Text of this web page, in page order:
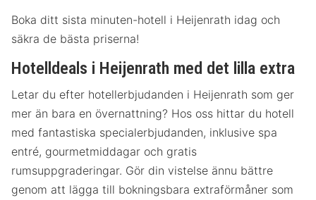
Boka ditt sista minuten-hotell i Heijenrath idag och
säkra de bästa priserna!
Hotelldeals i Heijenrath med det lilla extra
Letar du efter hotellerbjudanden i Heijenrath som ger
mer än bara en övernattning? Hos oss hittar du hotell
med fantastiska specialerbjudanden, inklusive spa
entré, gourmetmiddagar och gratis
rumsuppgraderingar. Gör din vistelse ännu bättre
genom att lägga till bokningsbara extraförmåner som